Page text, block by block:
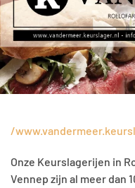
/
Onze Keurslagerijen in
Vennep zijn al meer dan